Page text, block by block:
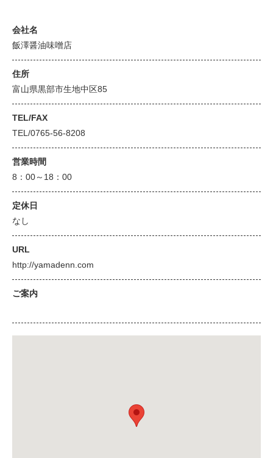
会社名
飯澤醤油味噌店
住所
富山県黒部市生地中区85
TEL/FAX
TEL/0765-56-8208
営業時間
8：00～18：00
定休日
なし
URL
http://yamadenn.com
ご案内